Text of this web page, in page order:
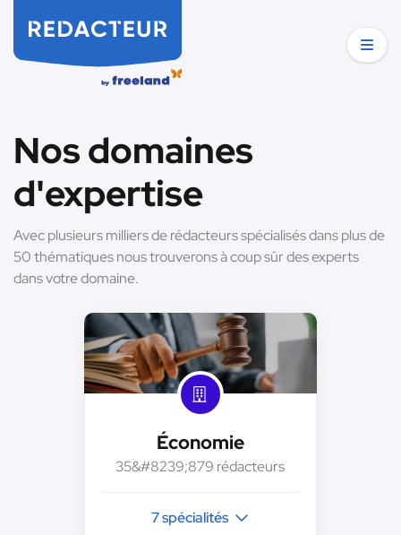
Nos domaines
d'expertise
Avec plusieurs milliers de rédacteurs spécialisés dans plus de
50 thématiques nous trouverons à coup sûr des experts
dans votre domaine.
Économie
35&#8239;879 rédacteurs
7 spécialités